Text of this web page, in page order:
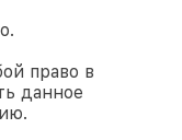
право в
данное